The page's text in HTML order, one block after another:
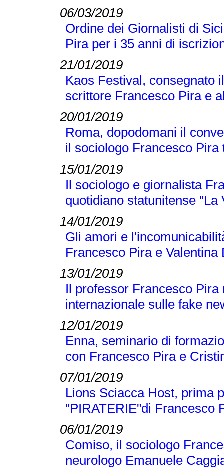
06/03/2019
Ordine dei Giornalisti di
Pira per i 35 anni di
21/01/2019
Kaos Festival, consegnato
scrittore Francesco Pira e
20/01/2019
Roma, dopodomani il
il sociologo Francesco Pira
15/01/2019
Il sociologo e giornalista
quotidiano statunitense "La
14/01/2019
Gli amori e
Francesco Pira e Valentina
13/01/2019
Il professor Francesco
internazionale sulle fake
12/01/2019
Enna, seminario di
con Francesco Pira e
07/01/2019
Lions Sciacca Host, prima
"PIRATERIE"di Francesco
06/01/2019
Comiso, il sociologo
neurologo Emanuele